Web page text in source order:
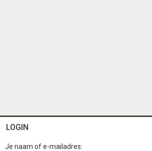
LOGIN
Je naam of e-mailadres